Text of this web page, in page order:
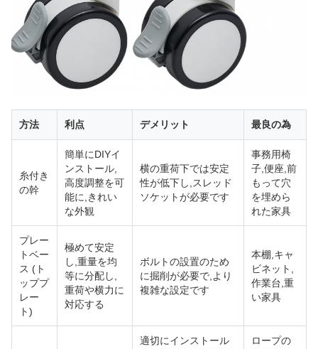
方法 利点 デメリット 最良の為
糸付き
の幹
簡単にDIYイ
ンストール,
高度調整を可
能に,きれい
な外観
横の重荷下では安定
性が低下し,スレッド
ソケットが必要です
事務用椅
子,便座,前
もって穴
を埋めら
れた家具
プレー
トベー
ス (ト
ッププ
レー
ト)
極めて安定
し,重量を均
等に分配し,
重荷や横力に
対応する
ボルトの設置のため
に掘削が必要で,より
複雑な設定です
本棚,キャ
ビネット,
作業台,重
い家具
適切にインストール
ロープの